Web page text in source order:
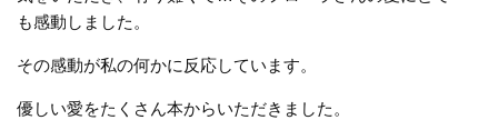
も感動しました。
その感動が私の何かに反応しています。
優しい愛をたくさん本からいただきました。